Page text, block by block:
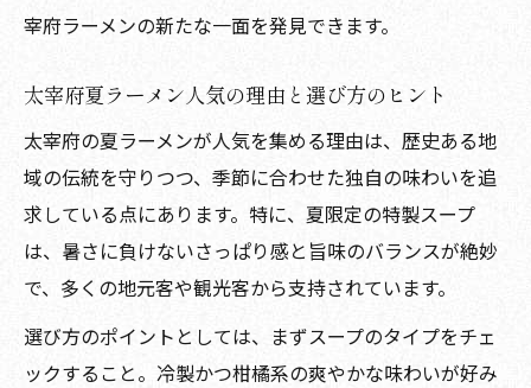
宰府ラーメンの新たな一面を発見できます。
太宰府夏ラーメン人気の理由と選び方のヒント
太宰府の夏ラーメンが人気を集める理由は、歴史ある地
域の伝統を守りつつ、季節に合わせた独自の味わいを追
求している点にあります。特に、夏限定の特製スープ
は、暑さに負けないさっぱり感と旨味のバランスが絶妙
で、多くの地元客や観光客から支持されています。
選び方のポイントとしては、まずスープのタイプをチェ
ックすること。冷製かつ柑橘系の爽やかな味わいが好み